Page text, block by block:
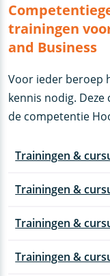
trainingen
and Business
Voor ieder beroep
kennis nodig.
de competentie
Trainingen &
Trainingen &
Trainingen &
Trainingen &